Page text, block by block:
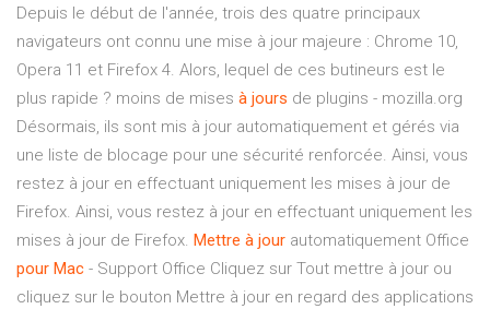
Depuis le début de l'année, trois des quatre principaux
navigateurs ont connu une mise à jour majeure : Chrome 10,
Opera 11 et Firefox 4. Alors, lequel de ces butineurs est le
plus rapide ? moins de mises à jours de plugins - mozilla.org
Désormais, ils sont mis à jour automatiquement et gérés via
une liste de blocage pour une sécurité renforcée. Ainsi, vous
restez à jour en effectuant uniquement les mises à jour de
Firefox. Ainsi, vous restez à jour en effectuant uniquement les
mises à jour de Firefox. Mettre à jour automatiquement Office
pour Mac - Support Office Cliquez sur Tout mettre à jour ou
cliquez sur le bouton Mettre à jour en regard des applications